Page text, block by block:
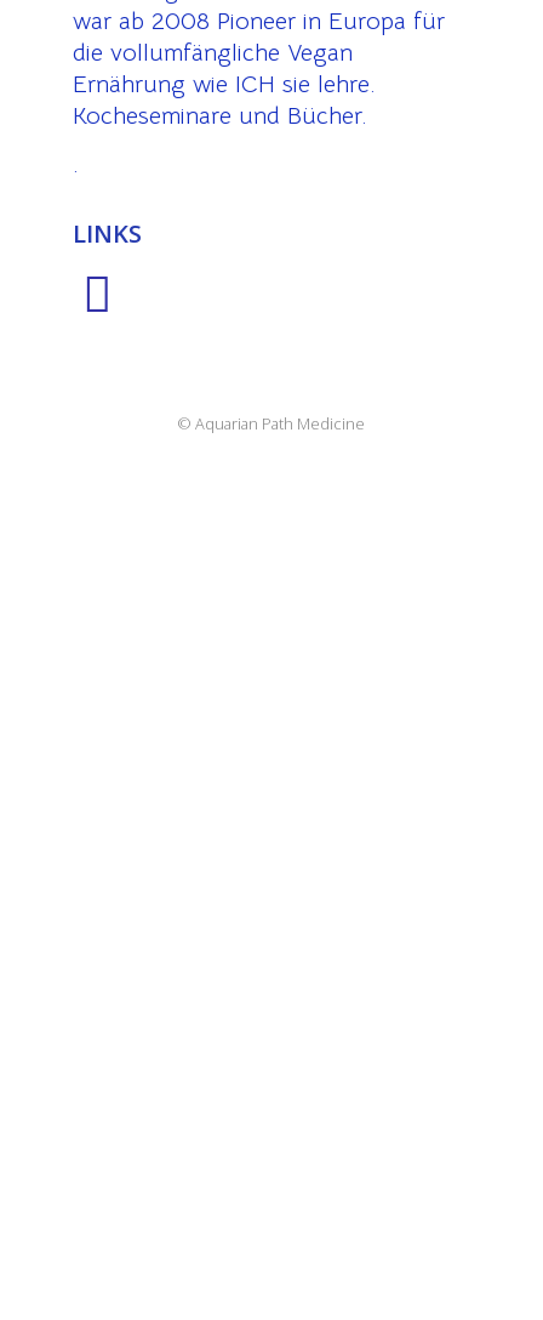
war ab 2008 Pioneer in Europa für
die vollumfängliche Vegan
Ernährung wie ICH sie lehre.
Kocheseminare und Bücher.
.
LINKS
© Aquarian Path Medicine